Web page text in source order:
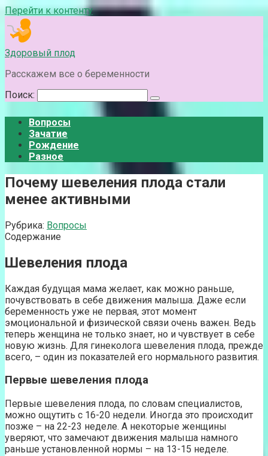
Перейти к контенту
Здоровый плод
Расскажем все о беременности
Поиск:
Вопросы
Зачатие
Рождение
Разное
Почему шевеления плода стали
менее активными
Рубрика: Вопросы
Содержание
Шевеления плода
Каждая будущая мама желает, как можно раньше,
почувствовать в себе движения малыша. Даже если
беременность уже не первая, этот момент
эмоциональной и физической связи очень важен. Ведь
теперь женщина не только знает, но и чувствует в себе
новую жизнь. Для гинеколога шевеления плода, прежде
всего, – один из показателей его нормального развития.
Первые шевеления плода
Первые шевеления плода, по словам специалистов,
можно ощутить с 16-20 недели. Иногда это происходит
позже – на 22-23 неделе. А некоторые женщины
уверяют, что замечают движения малыша намного
раньше установленной нормы – на 13-15 неделе.